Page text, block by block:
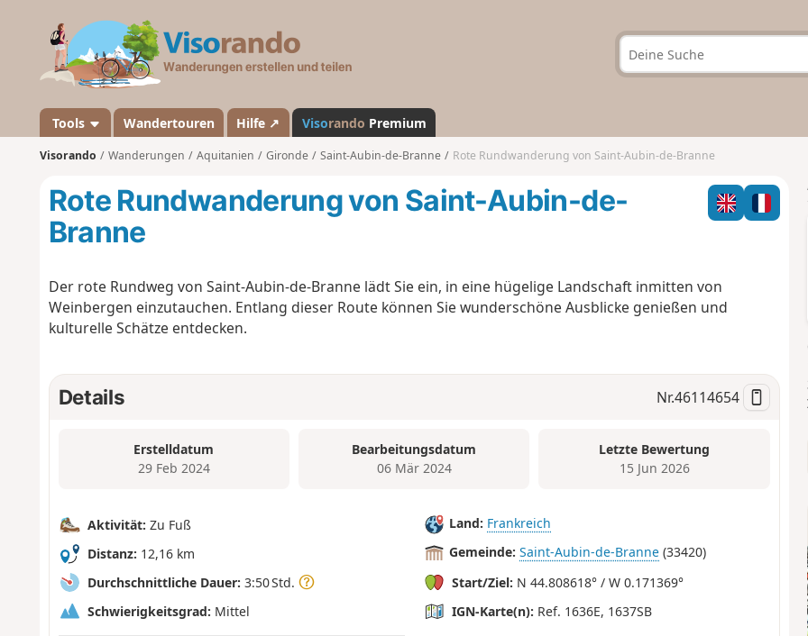
a
n
d
Tools Wandertouren Hilfe ↗ Visorando Premium
Visorando Wanderungen Aquitanien Gironde Saint-Aubin-de-Branne Rote Rundwanderung von Saint-Aubin-de-Branne
Rote Rundwanderung von Saint-Aubin-de-
Branne
Der rote Rundweg von Saint-Aubin-de-Branne lädt Sie ein, in eine hügelige Landschaft inmitten von
Weinbergen einzutauchen. Entlang dieser Route können Sie wunderschöne Ausblicke genießen und
kulturelle Schätze entdecken.
Details Nr.46114654
Erstelldatum
29 Feb 2024
Bearbeitungsdatum
06 Mär 2024
Letzte Bewertung
15 Jun 2026
Aktivität: Zu Fuß
Distanz: 12,16 km
Durchschnittliche Dauer: 3:50 Std.
Schwierigkeitsgrad: Mittel
Land: Frankreich
Gemeinde: Saint-Aubin-de-Branne (33420)
Start/Ziel: N 44.808618° / W 0.171369°
IGN-Karte(n): Ref. 1636E, 1637SB